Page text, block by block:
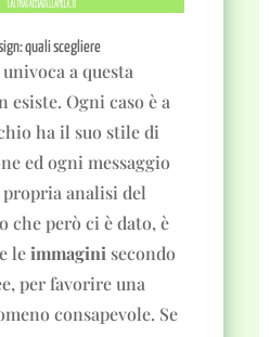
quali scegliere
a questa
esiste. Ogni caso è a
ha il suo stile di
ed ogni messaggio
analisi del
che però ci è dato, è
leimmagini secondo
per favorire una
consapevole. Se